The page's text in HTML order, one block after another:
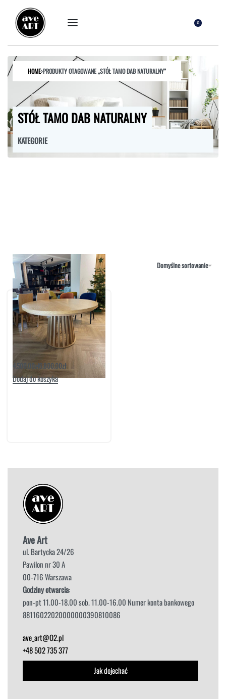
0
HOME›PRODUKTY OTAGOWANE „STÓŁ TAMO DAB NATURALNY”
STÓŁ TAMO DAB NATURALNY
KATEGORIE
PUFY
SOFY
STOLIKI
STOŁY
SZAFKI I KOMODY
Domyślne sortowanie
Stół Tamo Dębowy | Ave Art
4.500.00zł6.800.00zł
Dodaj do koszyka
Ave Art
ul. Bartycka 24/26
Pawilon nr 30 A
00-716 Warszawa
Godziny otwarcia:
pon-pt 11.00-18.00 sob. 11.00-16.00 Numer konta bankowego
88116022020000000390810086
ave_art@O2.pl
+48 502 735 377
Jak dojechać